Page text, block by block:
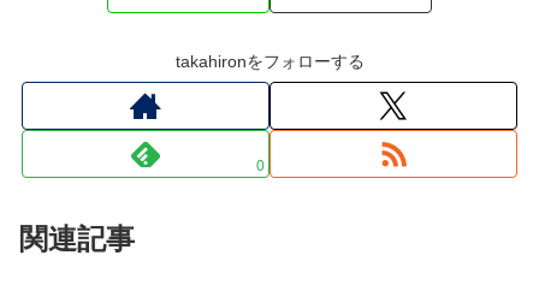
takahironをフォローする
0
関連記事